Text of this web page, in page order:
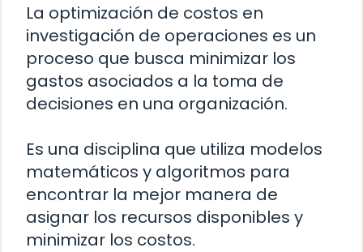
La optimización de costos en
investigación de operaciones es un
proceso que busca minimizar los
gastos asociados a la toma de
decisiones en una organización.
Es una disciplina que utiliza modelos
matemáticos y algoritmos para
encontrar la mejor manera de
asignar los recursos disponibles y
minimizar los costos.